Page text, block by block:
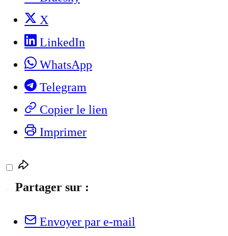
X
LinkedIn
WhatsApp
Telegram
Copier le lien
Imprimer
Partager sur :
Envoyer par e-mail